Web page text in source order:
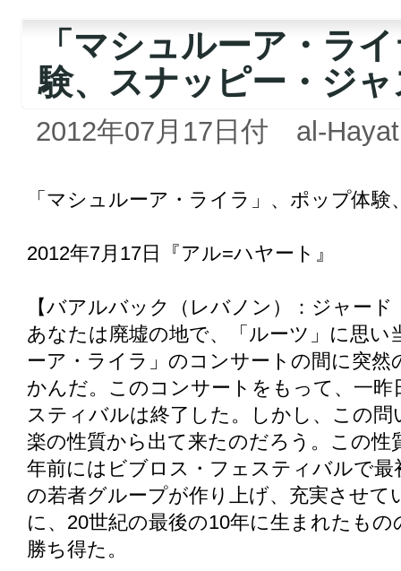
「マシュルーア・ラ
験、スナッピー・ジ
2012年07月17日付 al-
「マシュルーア・ライラ」、ポップ体
2012年7月17日『アル=ハヤート』
【バアルバック（レバノン）：ジャー
あなたは廃墟の地で、「ルーツ」に思
ーア・ライラ」のコンサートの間に突
かんだ。このコンサートをもって、一
スティバルは終了した。しかし、この
楽の性質から出て来たのだろう。この性
年前にはビブロス・フェスティバルで
の若者グループが作り上げ、充実させ
に、20世紀の最後の10年に生まれたも
勝ち得た。